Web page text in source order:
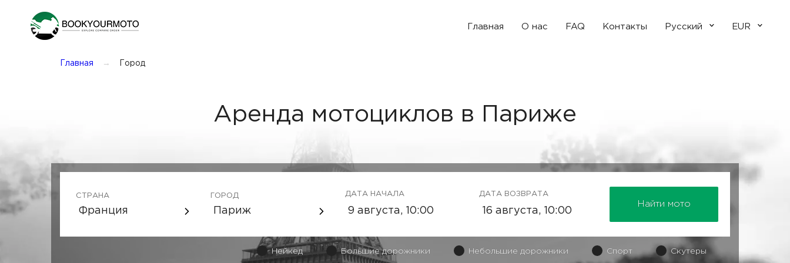
Главная О нас FAQ Контакты Русский EUR
Главная Город
Аренда мотоциклов в Париже
СТРАНА
Франция
ГОРОД
Париж
ДАТА НАЧАЛА ДАТА ВОЗВРАТА
Найти мото
Нейкед Большие дорожники Небольшие дорожники Спорт Скутеры